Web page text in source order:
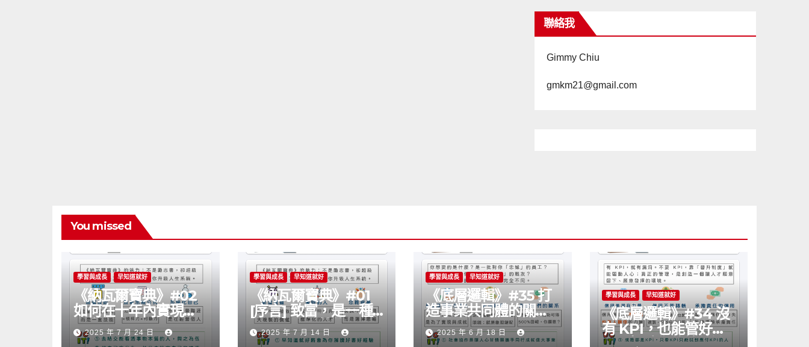
聯絡我
Gimmy Chiu
gmkm21@gmail.com
You missed
學習與成長 早知道就好
《納瓦爾寶典》#02
如何在十年內實現自
主富有？
2025 年 7 月 24 日
學習與成長 早知道就好
《納瓦爾寶典》#01
[序言] 致富，是一種
可以學會的技能嗎？
2025 年 7 月 14 日
學習與成長 早知道就好
《底層邏輯》#35 打
造事業共同體的關鍵
思維
2025 年 6 月 18 日
學習與成長 早知道就好
《底層邏輯》#34 沒
有 KPI，也能管好公